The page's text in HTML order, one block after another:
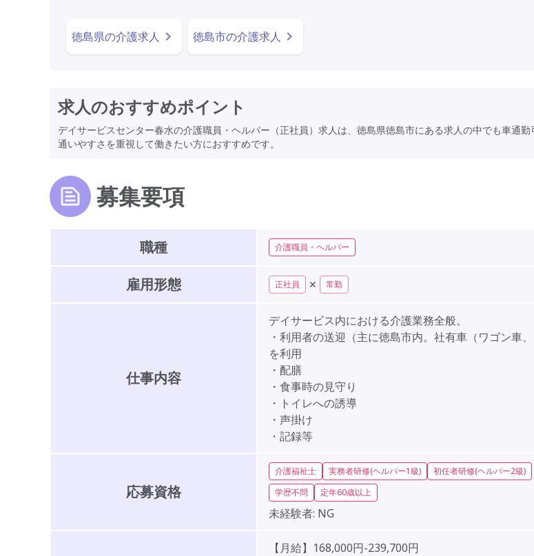
徳島県の介護求人 徳島市の介護求人
求人のおすすめポイント
デイサービスセンター春水の介護職員・ヘルパー（正社員）求人は、徳島県徳島市にある求人の中でも車通勤
通いやすさを重視して働きたい方におすすめです。
募集要項
職種 介護職員・ヘルパー
雇用形態 正社員 ✕ 常勤
仕事内容
デイサービス内における介護業務全般。
・利用者の送迎（主に徳島市内。社有車（ワゴン車
を利用
・配膳
・食事時の見守り
・トイレへの誘導
・声掛け
・記録等
応募資格
介護福祉士 実務者研修(ヘルパー1級)
初任者研修(ヘルパー2級)
学歴不問
定年60歳以上
未経験者: NG
【月給】168,000円-239,700円